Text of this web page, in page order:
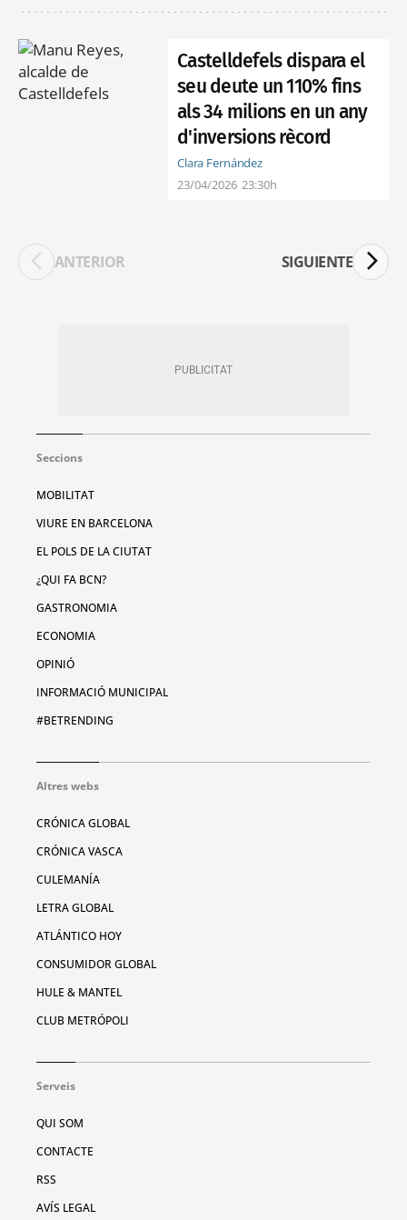
Castelldefels dispara el
seu deute un 110% fins
als 34 milions en un any
d'inversions rècord
Clara Fernández
23/04/2026 23:30h
ANTERIOR SIGUIENTE
Seccions
MOBILITAT
VIURE EN BARCELONA
EL POLS DE LA CIUTAT
¿QUI FA BCN?
GASTRONOMIA
ECONOMIA
OPINIÓ
INFORMACIÓ MUNICIPAL
#BETRENDING
Altres webs
CRÓNICA GLOBAL
CRÓNICA VASCA
CULEMANÍA
LETRA GLOBAL
ATLÁNTICO HOY
CONSUMIDOR GLOBAL
HULE & MANTEL
CLUB METRÓPOLI
Serveis
QUI SOM
CONTACTE
RSS
AVÍS LEGAL